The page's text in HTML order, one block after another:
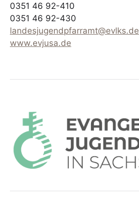
0351 46 92-410
0351 46 92-430
landesjugendpfarramt@evlks.de
www.evjusa.de